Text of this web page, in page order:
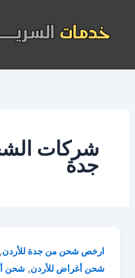
المحتوى
شركات
جدة
ارخص شحن من جدة للأردن,
شحن أغراض للأردن,شحن